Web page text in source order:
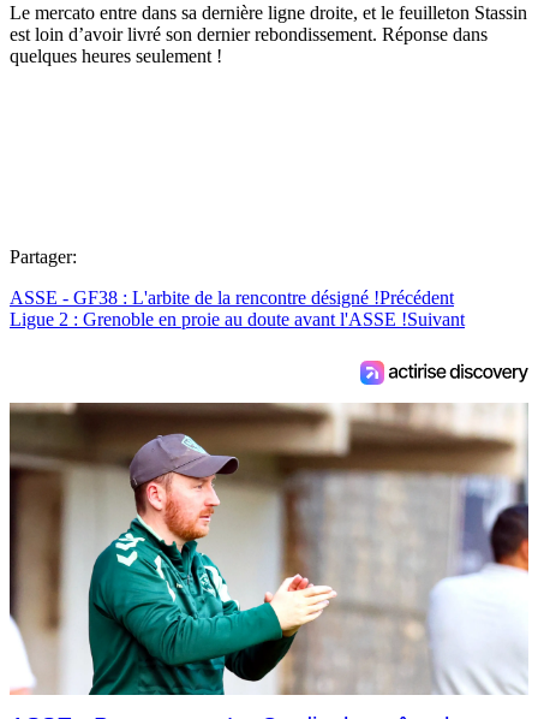
Le mercato entre dans sa dernière ligne droite, et le feuilleton Stassin
est loin d’avoir livré son dernier rebondissement. Réponse dans
quelques heures seulement !
Partager:
ASSE - GF38 : L'arbite de la rencontre désigné !Précédent
Ligue 2 : Grenoble en proie au doute avant l'ASSE !Suivant